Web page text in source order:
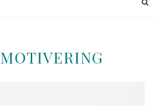
MOTIVERING